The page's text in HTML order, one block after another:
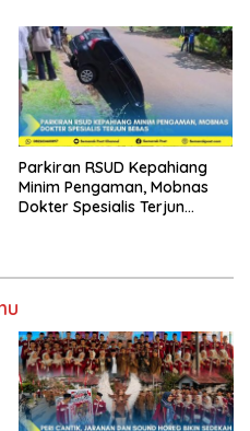
Parkiran RSUD Kepahiang
Minim Pengaman, Mobnas
Dokter Spesialis Terjun